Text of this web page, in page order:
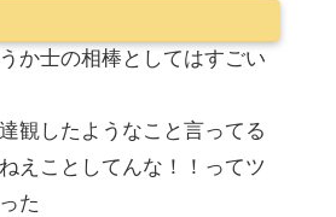
か士の相棒としてはすごい
観したようなこと言ってる
えことしてんな！！ってツ
た